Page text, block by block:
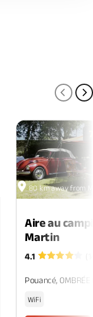
80 km away from
Aire au
Martin
4.1
Pouancé, OMBRÉE
WiFi